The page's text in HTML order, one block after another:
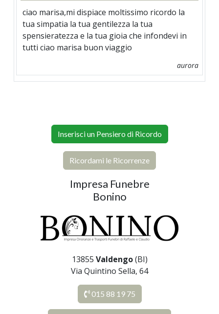
ciao marisa,mi dispiace moltissimo ricordo la
tua simpatia la tua gentilezza la tua
spensieratezza e la tua gioia che infondevi in
tutti ciao marisa buon viaggio
aurora
Inserisci un Pensiero di Ricordo
Ricordami le Ricorrenze
Impresa Funebre
Bonino
13855 Valdengo(BI)
Via Quintino Sella, 64
015 88 19 75